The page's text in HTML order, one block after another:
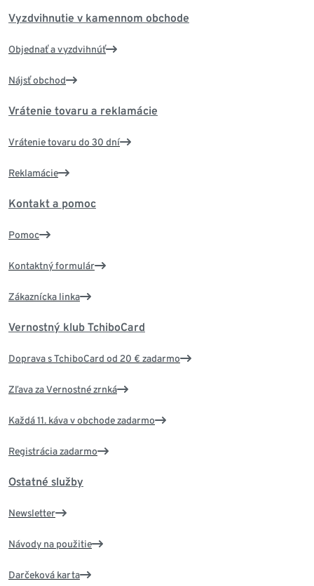
Vyzdvihnutie v kamennom obchode
Objednať a vyzdvihnúť
Nájsť obchod
Vrátenie tovaru a reklamácie
Vrátenie tovaru do 30 dní
Reklamácie
Kontakt a pomoc
Pomoc
Kontaktný formulár
Zákaznícka linka
Vernostný klub TchiboCard
Doprava s TchiboCard od 20 € zadarmo
Zľava za Vernostné zrnká
Každá 11. káva v obchode zadarmo
Registrácia zadarmo
Ostatné služby
Newsletter
Návody na použitie
Darčeková karta